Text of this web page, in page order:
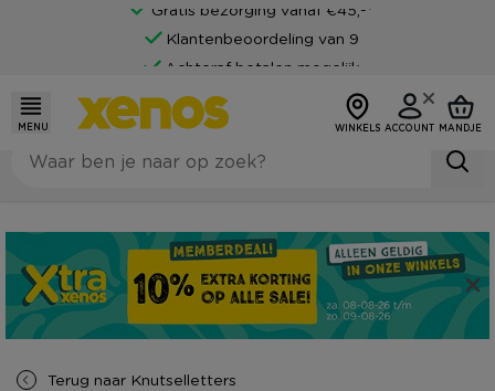
Gratis bezorging vanaf €45,-*
Klantenbeoordeling van 9
Achteraf betalen mogelijk
MENU WINKELS ACCOUNT MANDJE
Terug naar Knutselletters